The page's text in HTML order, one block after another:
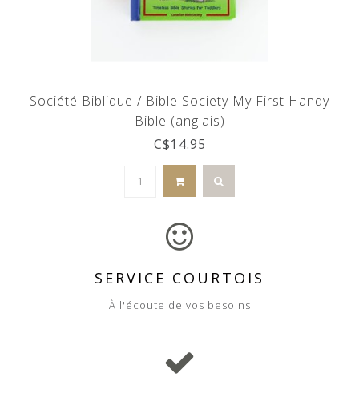
Société Biblique / Bible Society My First Handy
Bible (anglais)
C$14.95
SERVICE COURTOIS
À l'écoute de vos besoins